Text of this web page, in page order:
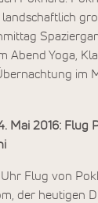
Abend Yoga,
im
Mai 2016: Flug
Flug von
der heutigen